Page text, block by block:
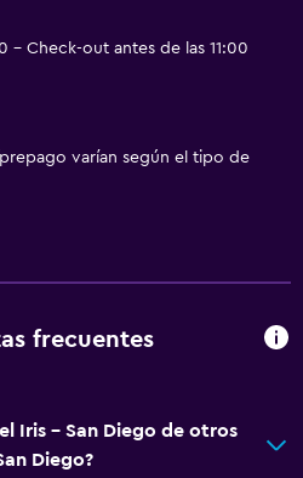
- Check-out antes de las 11:00
varían según el tipo de
frecuentes
Iris - San Diego de otros
Diego?